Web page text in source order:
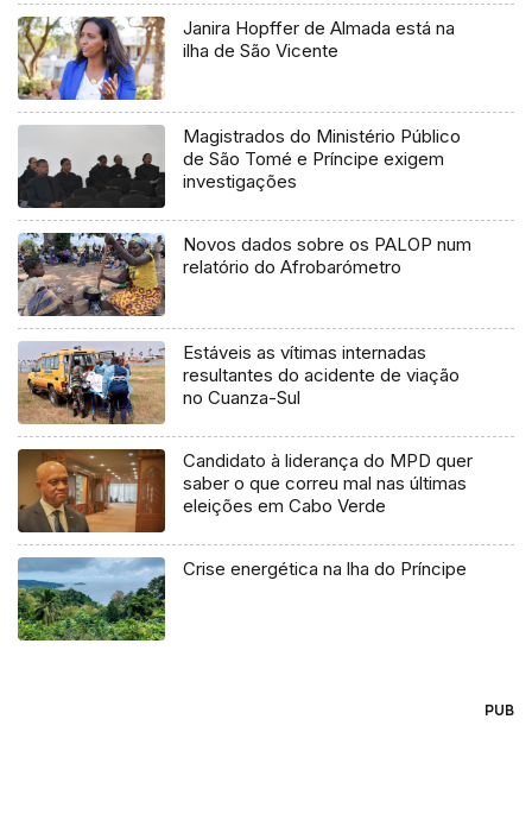
Janira Hopffer de Almada está na
ilha de São Vicente
Magistrados do Ministério Público
de São Tomé e Príncipe exigem
investigações
Novos dados sobre os PALOP num
relatório do Afrobarómetro
Estáveis as vítimas internadas
resultantes do acidente de viação
no Cuanza-Sul
Candidato à liderança do MPD quer
saber o que correu mal nas últimas
eleições em Cabo Verde
Crise energética na lha do Príncipe
PUB